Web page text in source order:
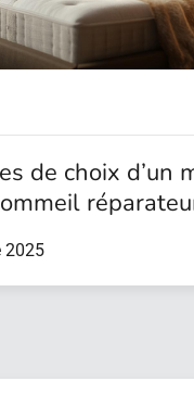
de choix d’un
2025